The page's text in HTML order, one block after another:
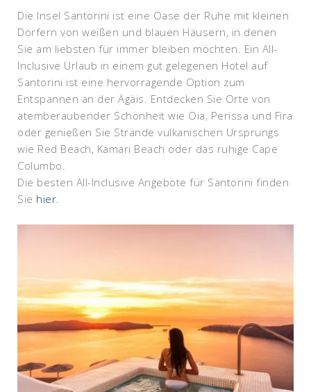
Die Insel Santorini ist eine Oase der Ruhe mit kleinen
Dörfern von weißen und blauen Häusern, in denen
Sie am liebsten für immer bleiben möchten. Ein All-
Inclusive Urlaub in einem gut gelegenen Hotel auf
Santorini ist eine hervorragende Option zum
Entspannen an der Ägäis. Entdecken Sie Orte von
atemberaubender Schönheit wie Oia, Perissa und Fira
oder genießen Sie Strände vulkanischen Ursprungs
wie Red Beach, Kamari Beach oder das ruhige Cape
Columbo.
Die besten All-Inclusive Angebote für Santorini finden
Sie hier.